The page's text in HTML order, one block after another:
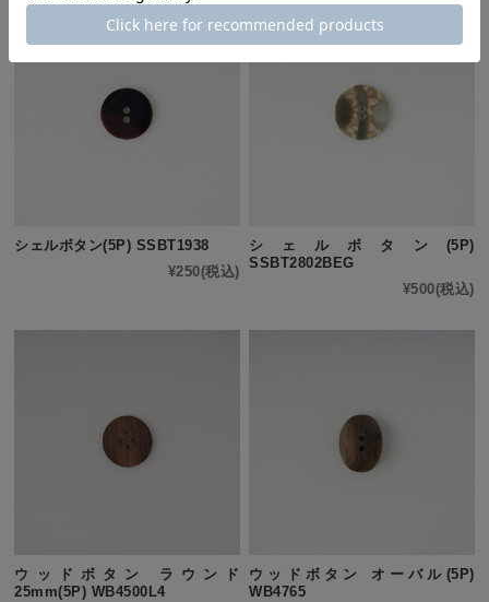
シェルボタン(5P) SSBT1938
¥250(税込)
シェルボタン(5P)
SSBT2802BEG
¥500(税込)
ウッドボタン ラウンド
25mm(5P) WB4500L4
ウッドボタン オーバル(5P)
WB4765